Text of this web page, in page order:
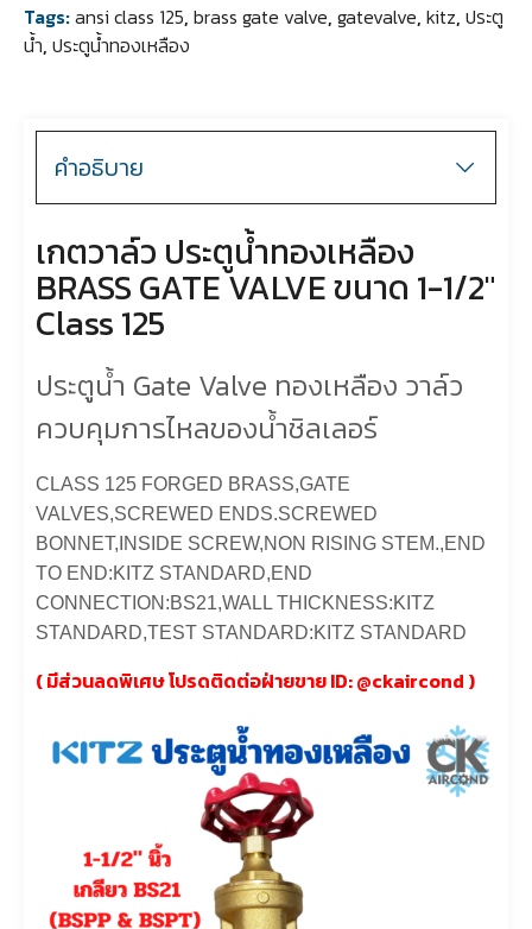
Tags:ansi class 125, brass gate valve, gatevalve, kitz, ประตู
น้ำ, ประตูน้ำทองเหลือง
คำอธิบาย
เกตวาล์ว ประตูน้ำทองเหลือง
BRASS GATE VALVE ขนาด 1-1/2″
Class 125
ประตูน้ำ Gate Valve ทองเหลือง วาล์ว
ควบคุมการไหลของน้ำชิลเลอร์
CLASS 125 FORGED BRASS,GATE
VALVES,SCREWED ENDS.SCREWED
BONNET,INSIDE SCREW,NON RISING STEM.,END
TO END:KITZ STANDARD,END
CONNECTION:BS21,WALL THICKNESS:KITZ
STANDARD,TEST STANDARD:KITZ STANDARD
( มีส่วนลดพิเศษ โปรดติดต่อฝ่ายขาย ID: @ckaircond )